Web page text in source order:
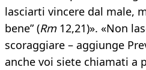
lasciarti vincere dal male,
bene” (Rm12,21)». «Non
scoraggiare – aggiunge
anche voi siete chiamati a